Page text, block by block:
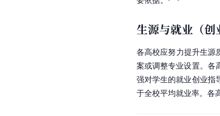
生源与就业（创
各高校应努力提升生源
案或调整专业设置。各
强对学生的就业创业指
于全校平均就业率。各